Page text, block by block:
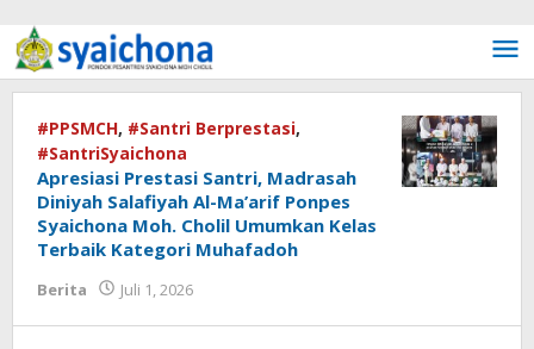
#PPSMCH, #Santri Berprestasi,
#SantriSyaichona
Apresiasi Prestasi Santri, Madrasah
Diniyah Salafiyah Al-Ma’arif Ponpes
Syaichona Moh. Cholil Umumkan Kelas
Terbaik Kategori Muhafadoh
Berita Juli 1, 2026